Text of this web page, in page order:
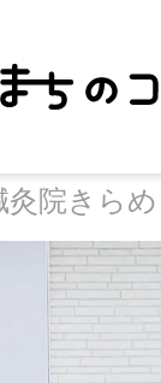
灸院きら
トップ